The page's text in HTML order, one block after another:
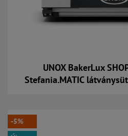
UNOX BakerLux
Stefania.MATIC
-5%